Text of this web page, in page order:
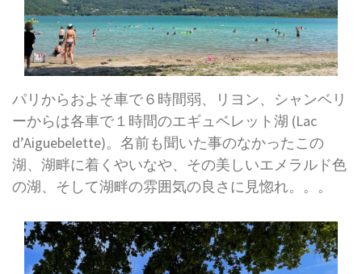
パリからおよそ車で６時間弱、リヨン、シャンベリ
ーからは各車で１時間のエギュベレット湖 (Lac
d’Aiguebelette)。名前も聞いた事のなかったこの
湖、湖畔に着くやいなや、その美しいエメラルド色
の湖、そして湖畔の雰囲気の良さに見惚れ。。。